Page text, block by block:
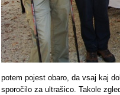
potem pojest obaro, da vsaj kaj
sporočilo za ultrašico. Takole